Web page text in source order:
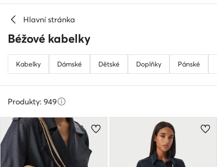
Hlavní stránka
Béžové kabelky
Kabelky Dámské Dětské Doplňky Pánské
Produkty: 949